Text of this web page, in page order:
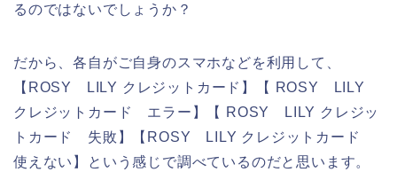
るのではないでしょうか？
だから、各自がご自身のスマホなどを利用して、
【ROSY LILY クレジットカード】【 ROSY LILY
クレジットカード エラー】【 ROSY LILY クレジッ
トカード 失敗】【ROSY LILY クレジットカード
使えない】という感じで調べているのだと思います。